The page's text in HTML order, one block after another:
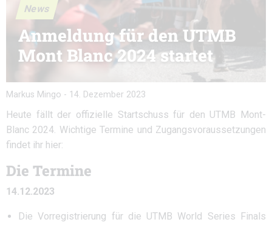
News
Anmeldung für den UTMB
Mont Blanc 2024 startet
Markus Mingo - 14. Dezember 2023
Heute fällt der offizielle Startschuss für den UTMB Mont-
Blanc 2024. Wichtige Termine und Zugangsvoraussetzungen
findet ihr hier:
Die Termine
14.12.2023
Die Vorregistrierung für die UTMB World Series Finals